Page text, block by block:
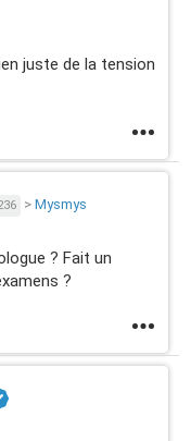
juste de la tension
> Mysmys
? Fait un
?